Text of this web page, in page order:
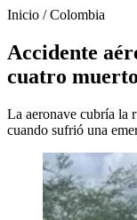
Inicio /Colombia
Accidente
cuatro
La aeronave cubría la
cuando sufrió una